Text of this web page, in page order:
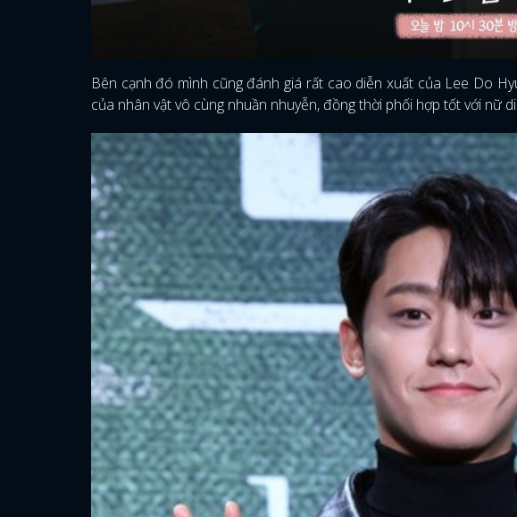
Bên cạnh đó mình cũng đánh giá rất cao diễn xuất của Lee Do
của nhân vật vô cùng nhuần nhuyễn, đồng thời phối hợp tốt với nữ